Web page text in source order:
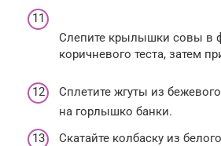
Слепите крылышки совы в
коричневого теста, затем
Сплетите жгуты из
на горлышко банки.
Скатайте колбаску из